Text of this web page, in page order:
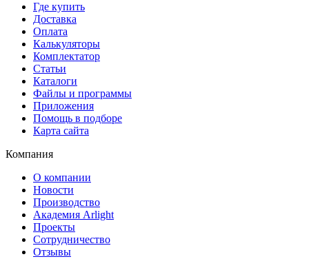
Где купить
Доставка
Оплата
Калькуляторы
Комплектатор
Статьи
Каталоги
Файлы и программы
Приложения
Помощь в подборе
Карта сайта
Компания
О компании
Новости
Производство
Академия Arlight
Проекты
Сотрудничество
Отзывы